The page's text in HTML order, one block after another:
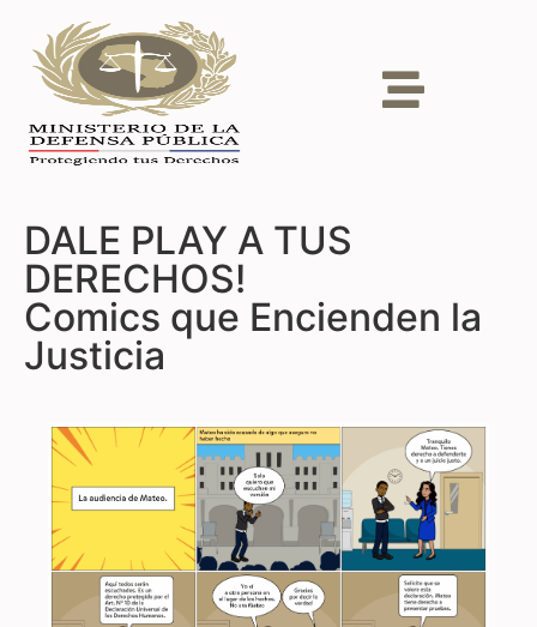
DALE PLAY A TUS
DERECHOS!
Comics que Encienden la
Justicia